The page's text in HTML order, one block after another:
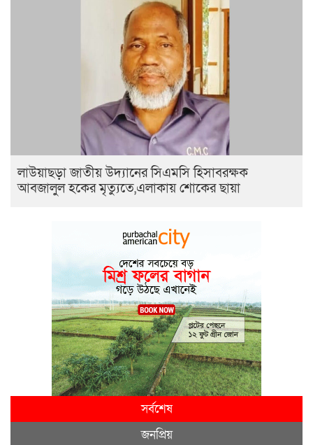
লাউয়াছড়া জাতীয় উদ্যানের সিএমসি হিসাবরক্ষক
আবজালুল হকের মৃত্যুতে,এলাকায় শোকের ছায়া
সর্বশেষ
জনপ্রিয়